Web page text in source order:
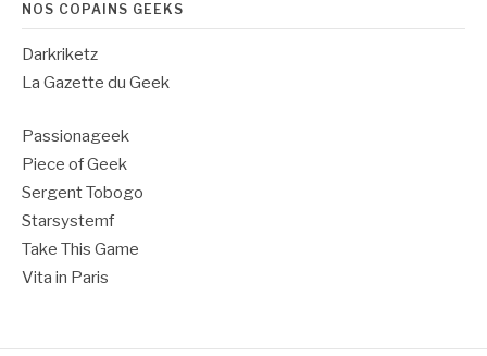
NOS COPAINS GEEKS
Darkriketz
La Gazette du Geek
Passionageek
Piece of Geek
Sergent Tobogo
Starsystemf
Take This Game
Vita in Paris